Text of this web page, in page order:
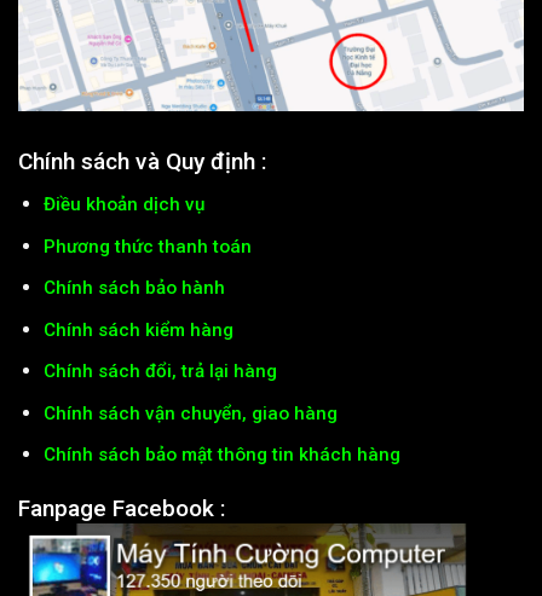
Chính sách và Quy định :
Điều khoản dịch vụ
Phương thức thanh toán
Chính sách bảo hành
Chính sách kiểm hàng
Chính sách đổi, trả lại hàng
Chính sách vận chuyển, giao hàng
Chính sách bảo mật thông tin khách hàng
Fanpage Facebook :